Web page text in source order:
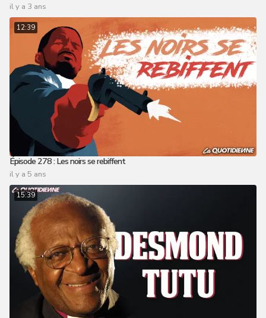
il y a 3 ans
12:39
Épisode 278 : Les noirs se rebiffent
il y a 5 ans
15:39